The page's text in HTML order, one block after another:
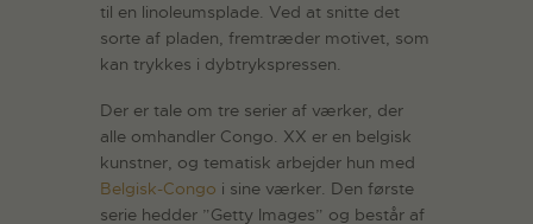
til en linoleumsplade. Ved at snitte det
sorte af pladen, fremtræder motivet, som
kan trykkes i dybtrykspressen.
Der er tale om tre serier af værker, der
alle omhandler Congo. XX er en belgisk
kunstner, og tematisk arbejder hun med
Belgisk-Congo i sine værker. Den første
serie hedder ”Getty Images” og består af